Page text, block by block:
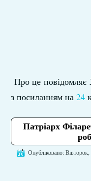
Про це повідомляє
з посиланням на 24
Патріарх
Опубліковано: